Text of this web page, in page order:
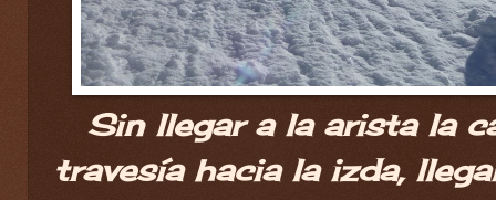
Sin llegar a la arista la
travesía hacia la izda,